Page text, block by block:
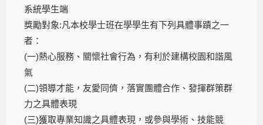
系統學生端
獎勵對象:凡本校學士班在學學生有下列具體事蹟之一
者：
(一)熱心服務、關懷社會行為，有利於建構校園和諧風
氣
(二)領導才能，友愛同儕，落實團體合作、發揮群策群
力之具體表現
(三)獲取專業知識之具體表現，或參與學術、技能競